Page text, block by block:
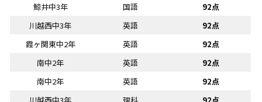
鯨井中3年
国語
92点
川越西中3年
英語
92点
霞ヶ関東中2年
英語
92点
南中2年
英語
92点
南中2年
英語
92点